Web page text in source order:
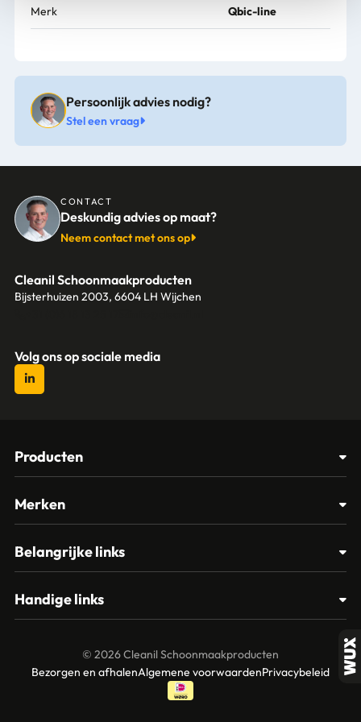
Merk Qbic-line
Persoonlijk advies nodig?
Stel een vraag
CONTACT
Deskundig advies op maat?
Neem contact met ons op
Cleanil Schoonmaakproducten
Bijsterhuizen 2003, 6604 LH Wijchen
Volg ons op sociale media
Producten
Glasbewassing
Materialen
Papier – Dispensers - Toiletinrichting
Merken
Spectro
Vikan
Vileda
Belangrijke links
Contact
Mijn account
Handige links
Over ons
© 2026 Cleanil Schoonmaakproducten
Bezorgen en afhalenAlgemene voorwaardenPrivacybeleid